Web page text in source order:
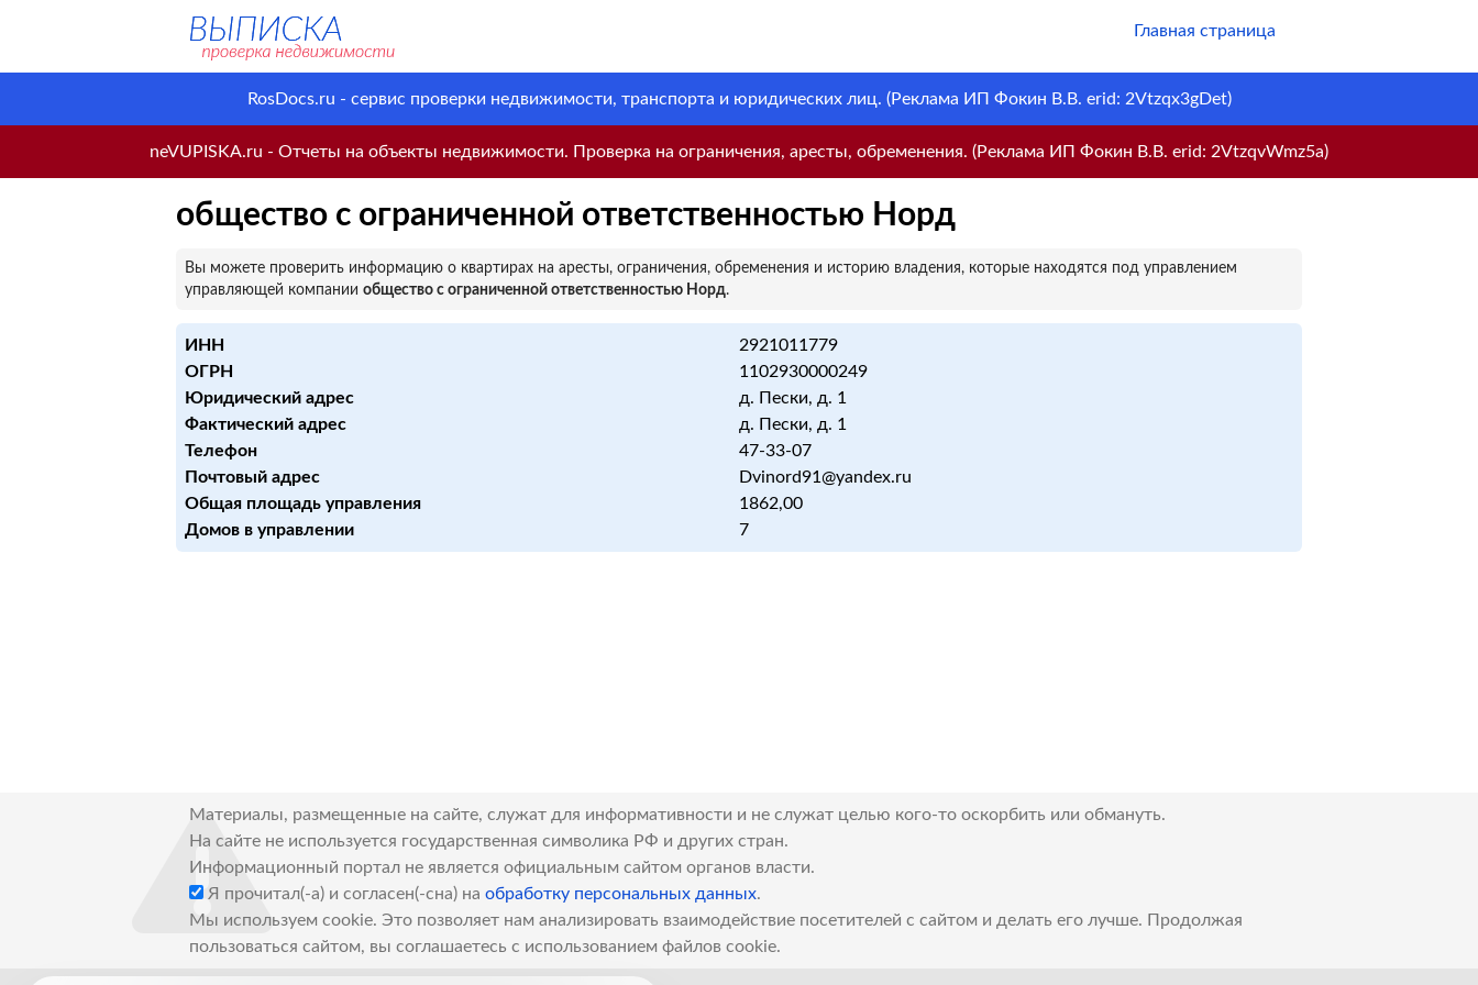
Главная страница
RosDocs.ru - сервис проверки недвижимости, транспорта и юридических лиц. (Реклама ИП Фокин В.В. erid: 2Vtzqx3gDet)
neVUPISKA.ru - Отчеты на объекты недвижимости. Проверка на ограничения, аресты, обременения. (Реклама ИП Фокин В.В. erid: 2VtzqvWmz5a)
общество с ограниченной ответственностью Норд
Вы можете проверить информацию о квартирах на аресты, ограничения, обременения и историю владения, которые находятся под управлением
управляющей компании общество с ограниченной ответственностью Норд.
ИНН
2921011779
ОГРН
1102930000249
Юридический адрес
д. Пески, д. 1
Фактический адрес
д. Пески, д. 1
Телефон
47-33-07
Почтовый адрес
Dvinord91@yandex.ru
Общая площадь управления
1862,00
Домов в управлении
7
Материалы, размещенные на сайте, служат для информативности и не служат целью кого-то оскорбить или обмануть.
На сайте не используется государственная символика РФ и других стран.
Информационный портал не является официальным сайтом органов власти.
Я прочитал(-а) и согласен(-сна) на обработку персональных данных.
Мы используем cookie. Это позволяет нам анализировать взаимодействие посетителей с сайтом и делать его лучше. Продолжая
пользоваться сайтом, вы соглашаетесь с использованием файлов cookie.